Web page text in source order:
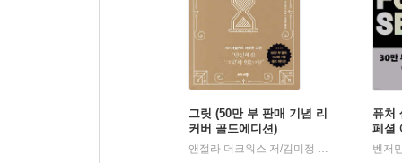
그릿 (50만 부 판매 기념 리
커버 골드에디션)
앤절라 더크워스 저/김미정 역
비즈니스북스
퓨처
페셜
벤저